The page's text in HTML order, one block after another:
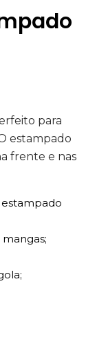
para
estampado
frente e nas